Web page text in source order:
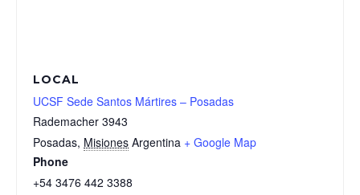
LOCAL
UCSF Sede Santos Mártires – Posadas
Rademacher 3943
Posadas, Misiones Argentina + Google Map
Phone
+54 3476 442 3388